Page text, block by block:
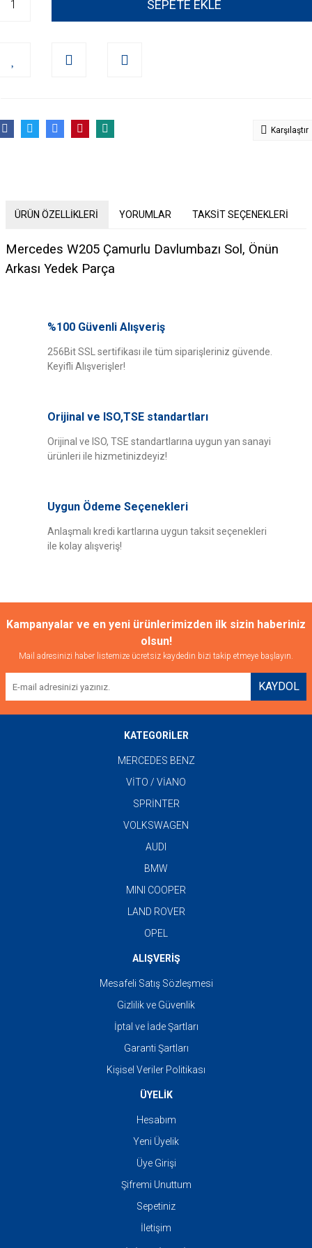
SEPETE EKLE
Karşılaştır
ÜRÜN ÖZELLİKLERİ YORUMLAR TAKSİT SEÇENEKLERİ
Mercedes W205 Çamurlu Davlumbazı Sol, Önün
Arkası Yedek Parça
Bu ürüne ilk yorumu siz yapın!
yetersiz gördüğünüz noktaları öneri formunu kullanarak tarafımıza
iletebilirsiniz.
Görüş ve önerileriniz için teşekkür ederiz.
Ürün bilgilerinde hatalar bulunuyor.
Ürün fiyatı diğer sitelerden daha pahalı.
Bu ürüne benzer farklı alternatifler olmalı.
%100 Güvenli Alışveriş
256Bit SSL sertifikası ile tüm siparişleriniz güvende.
Keyifli Alışverişler!
Orijinal ve ISO,TSE standartları
Orijinal ve ISO, TSE standartlarına uygun yan sanayi
ürünleri ile hizmetinizdeyiz!
Uygun Ödeme Seçenekleri
Anlaşmalı kredi kartlarına uygun taksit seçenekleri
ile kolay alışveriş!
Kampanyalar ve en yeni ürünlerimizden ilk sizin haberiniz
olsun!
Mail adresinizi haber listemize ücretsiz kaydedin bizi takip etmeye başlayın.
KAYDOL
KATEGORİLER
MERCEDES BENZ
VİTO / VİANO
SPRİNTER
VOLKSWAGEN
AUDI
BMW
MINI COOPER
LAND ROVER
OPEL
ALIŞVERİŞ
Mesafeli Satış Sözleşmesi
Gizlilik ve Güvenlik
İptal ve İade Şartları
Garanti Şartları
Kişisel Veriler Politikası
ÜYELİK
Hesabım
Yeni Üyelik
Üye Girişi
Şifremi Unuttum
Sepetiniz
İletişim